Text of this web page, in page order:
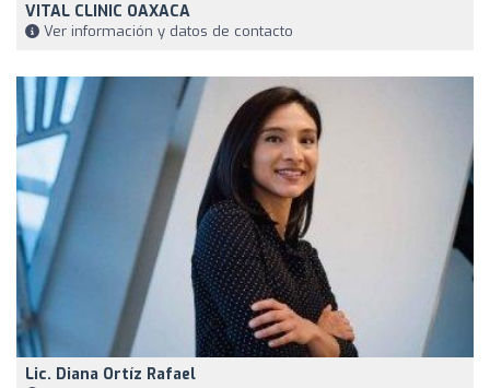
VITAL CLINIC OAXACA
Ver información y datos de contacto
Lic. Diana Ortíz Rafael